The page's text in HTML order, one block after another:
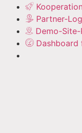
Partner-
Demo-
Dashboard